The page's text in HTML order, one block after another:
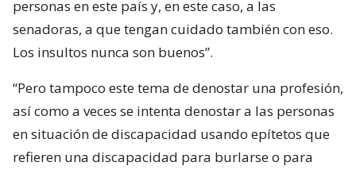
personas en este país y, en este caso, a las
senadoras, a que tengan cuidado también con eso.
Los insultos nunca son buenos”.
“Pero tampoco este tema de denostar una profesión,
así como a veces se intenta denostar a las personas
en situación de discapacidad usando epítetos que
refieren una discapacidad para burlarse o para